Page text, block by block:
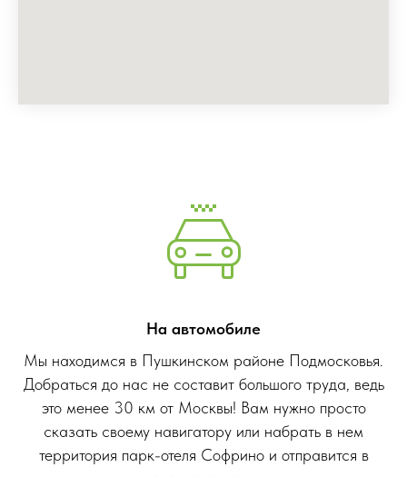
На автомобиле
Мы находимся в Пушкинском районе Подмосковья.
Добраться до нас не составит большого труда, ведь
это менее 30 км от Москвы! Вам нужно просто
сказать своему навигатору или набрать в нем
территория парк-отеля Софрино и отправится в